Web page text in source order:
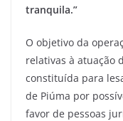
tranquila.”
O objetivo da
relativas à atuação
constituída para
de Piúma por
favor de pessoas